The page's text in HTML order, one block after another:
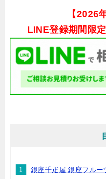
【2026
LINE登録期間限
銀座千疋屋 銀座フルー